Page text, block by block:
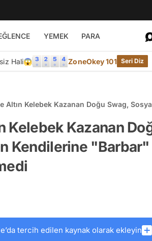
YEMEK PARA
Hali😱 ZoneOkey 101 Seri Diz
Altın Kelebek Kazanan Doğu Swag,
Kelebek Kazanan
Kendilerine "Barbar"
tercih edilen kaynak olarak ekleyin